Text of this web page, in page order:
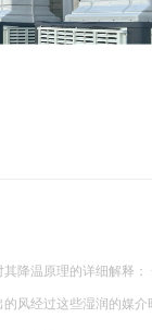
响员工作业舒适度，
移，导致产品瑕疵、